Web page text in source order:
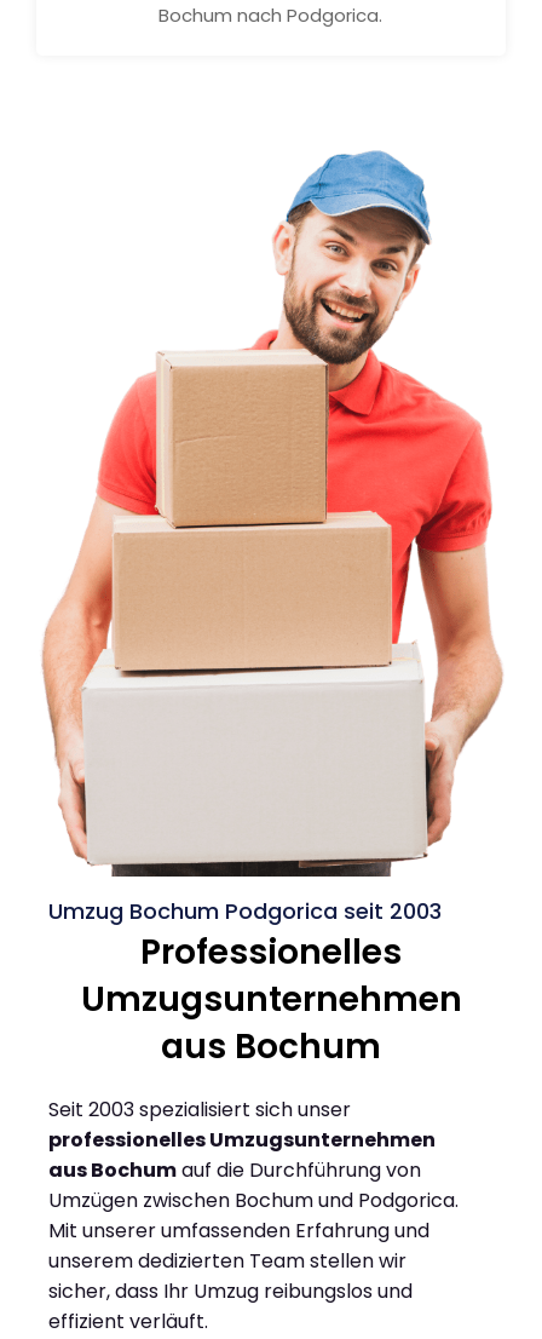
Bochum nach Podgorica.
Umzug Bochum Podgorica seit 2003
Professionelles
Umzugsunternehmen
aus Bochum
Seit 2003 spezialisiert sich unser
professionelles Umzugsunternehmen
aus Bochumauf die Durchführung von
Umzügen zwischen Bochum und Podgorica.
Mit unserer umfassenden Erfahrung und
unserem dedizierten Team stellen wir
sicher, dass Ihr Umzug reibungslos und
effizient verläuft.